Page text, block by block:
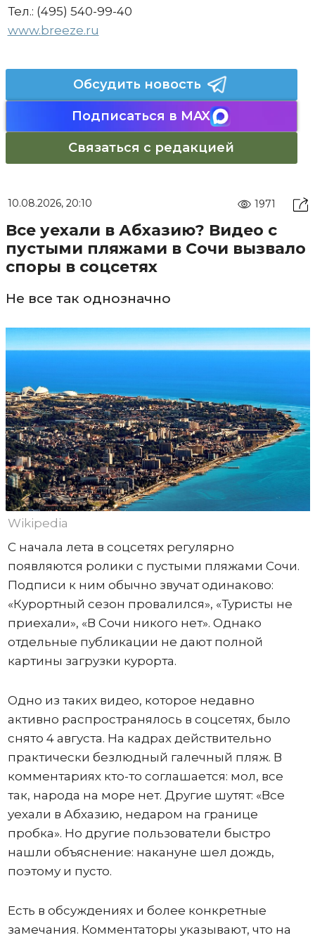
Тел.: (495) 540-99-40
www.breeze.ru
Обсудить новость
Подписаться в MAX
Связаться с редакцией
10.08.2026, 20:10 1971
Все уехали в Абхазию? Видео с
пустыми пляжами в Сочи вызвало
споры в соцсетях
Не все так однозначно
Wikipedia
С начала лета в соцсетях регулярно
появляются ролики с пустыми пляжами Сочи.
Подписи к ним обычно звучат одинаково:
«Курортный сезон провалился», «Туристы не
приехали», «В Сочи никого нет». Однако
отдельные публикации не дают полной
картины загрузки курорта.
Одно из таких видео, которое недавно
активно распространялось в соцсетях, было
снято 4 августа. На кадрах действительно
практически безлюдный галечный пляж. В
комментариях кто-то соглашается: мол, все
так, народа на море нет. Другие шутят: «Все
уехали в Абхазию, недаром на границе
пробка». Но другие пользователи быстро
нашли объяснение: накануне шел дождь,
поэтому и пусто.
Есть в обсуждениях и более конкретные
замечания. Комментаторы указывают, что на